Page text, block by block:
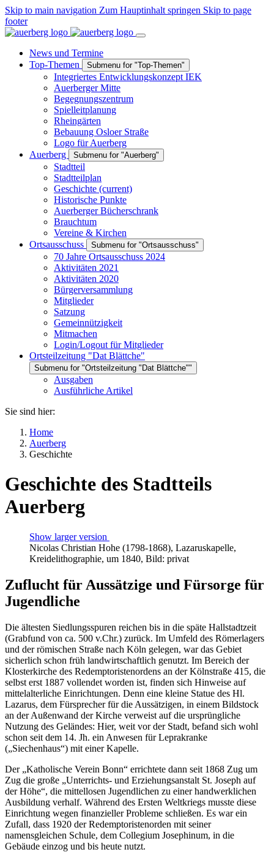
Skip to main navigation Zum Hauptinhalt springen Skip to page
footer
News und Termine
Top-Themen
Submenu for "Top-Themen"
Integriertes Entwicklungskonzept IEK
Auerberger Mitte
Begegnungszentrum
Spielleitplanung
Rheingärten
Bebauung Osloer Straße
Logo für Auerberg
Auerberg
Submenu for "Auerberg"
Stadtteil
Stadtteilplan
Geschichte (current)
Historische Punkte
Auerberger Bücherschrank
Brauchtum
Vereine & Kirchen
Ortsausschuss
Submenu for "Ortsausschuss"
70 Jahre Ortsausschuss 2024
Aktivitäten 2021
Aktivitäten 2020
Bürgerversammlung
Mitglieder
Satzung
Gemeinnützigkeit
Mitmachen
Login/Logout für Mitglieder
Ortsteilzeitung "Dat Blättche"
Submenu for "Ortsteilzeitung "Dat Blättche""
Ausgaben
Ausführliche Artikel
Sie sind hier:
Home
Auerberg
Geschichte
Geschichte des Stadtteils
Auerberg
Show larger version
Nicolas Christian Hohe (1798-1868), Lazaruskapelle,
Kreidelithographie, um 1840, Bild: privat
Zuflucht für Aussätzige und Fürsorge für
Jugendliche
Die ältesten Siedlungsspuren reichen bis in die späte Hallstadtzeit
(Grabfund von ca. 500 v.Chr.) zurück. Im Umfeld des Römerlagers
und der römischen Straße nach Köln gelegen, war das Gebiet
sicherlich schon früh landwirtschaftlich genutzt. Im Bereich der
Klosterkirche des Redemptoristenordens an der Kölnstraße 415, die
selbst erst 1887 vollendet worden ist, finden sich Hinweise auf
mittelalterliche Einrichtungen. Denn eine kleine Statue des Hl.
Lazarus, dem Fürsprecher für die Aussätzigen, in einem Bildstock
an der Außenwand der Kirche verweist auf die ursprüngliche
Nutzung des Geländes: Hier, weit vor der Stadt, befand sich wohl
schon seit dem 14. Jh. ein Anwesen für Leprakranke
(„Siechenhaus“) mit einer Kapelle.
Der „Katholische Verein Bonn“ errichtete dann seit 1868 Zug um
Zug die große „Unterrichts- und Erziehungsanstalt St. Joseph auf
der Höhe“, die mittellosen Jugendlichen zu einer handwerklichen
Ausbildung verhalf. Während des Ersten Weltkriegs musste diese
Einrichtung wegen finanzieller Probleme schließen. Es war ein
Zufall, dass 1920 der Redemptoristenorden mit seiner
namensgleichen Schule, dem Collegium Josephinum, in die
Gebäude einzog und bis heute nutzt.